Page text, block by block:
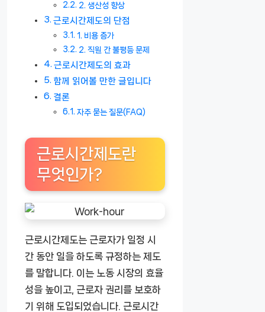
2. 생산성 향상
근로시간제도의 단점
1. 비용 증가
2. 직원 간 불평등 문제
근로시간제도의 효과
함께 읽어볼 만한 글입니다
결론
자주 묻는 질문(FAQ)
근로시간제도란
무엇인가?
근로시간제도는 근로자가 일정 시
간 동안 일을 하도록 규정하는 제도
를 말합니다. 이는 노동 시장의 효율
성을 높이고, 근로자 권리를 보호하
기 위해 도입되었습니다. 근로시간